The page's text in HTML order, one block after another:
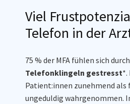
Viel
Telefon in der
75 % der MFA fühlen sich
Telefonklingeln gestresst*.
Patient:innen zunehmend als
ungeduldig wahrgenommen.